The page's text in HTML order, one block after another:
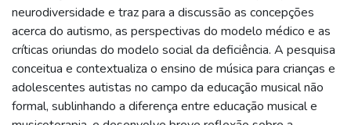
neurodiversidade e traz para a discussão as concepções
acerca do autismo, as perspectivas do modelo médico e as
críticas oriundas do modelo social da deficiência. A pesquisa
conceitua e contextualiza o ensino de música para crianças e
adolescentes autistas no campo da educação musical não
formal, sublinhando a diferença entre educação musical e